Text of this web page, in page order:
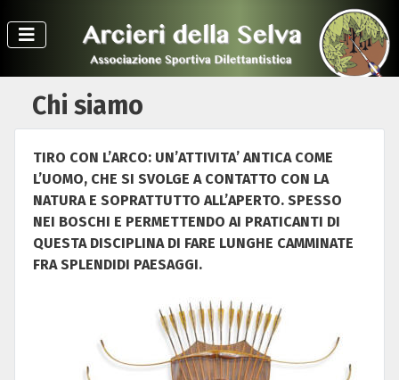
Chi siamo
TIRO CON L’ARCO: UN’ATTIVITA’ ANTICA COME
L’UOMO, CHE SI SVOLGE A CONTATTO CON LA
NATURA E SOPRATTUTTO ALL’APERTO. SPESSO
NEI BOSCHI E PERMETTENDO AI PRATICANTI DI
QUESTA DISCIPLINA DI FARE LUNGHE CAMMINATE
FRA SPLENDIDI PAESAGGI.